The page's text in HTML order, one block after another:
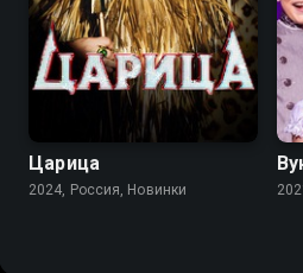
Царица
2024, Россия, Новинки